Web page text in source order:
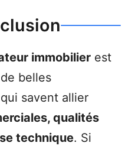
immobilier est
belles
savent allier
qualités
technique. Si